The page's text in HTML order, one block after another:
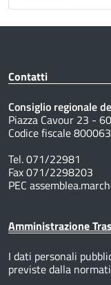
Contatti
Consiglio regionale
Piazza Cavour 23 -
Codice fiscale
Tel. 071/22981
Fax 071/2298203
PEC
Amministrazione
I dati personali
previste dalla